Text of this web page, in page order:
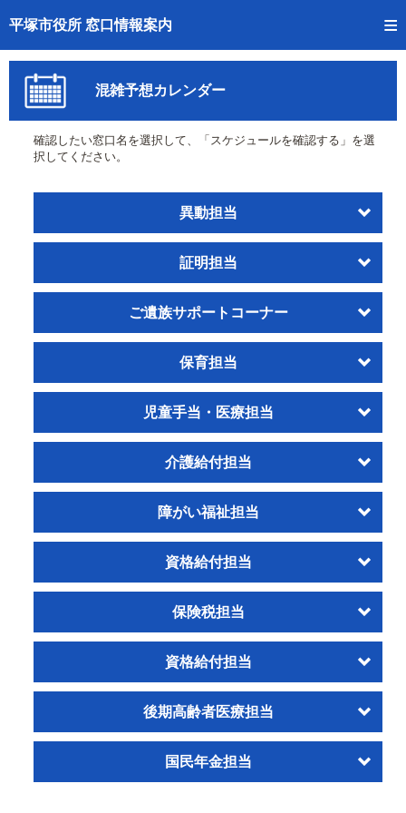
平塚市役所 窓口情報案内
トップページへ
ご利用方法
事前予約
予約状況確認
混雑予想カレンダー
混雑予想カレンダー
確認したい窓口名を選択して、「スケジュールを確認する」を選
択してください。
異動担当
証明担当
ご遺族サポートコーナー
保育担当
児童手当・医療担当
介護給付担当
障がい福祉担当
資格給付担当
保険税担当
資格給付担当
後期高齢者医療担当
国民年金担当